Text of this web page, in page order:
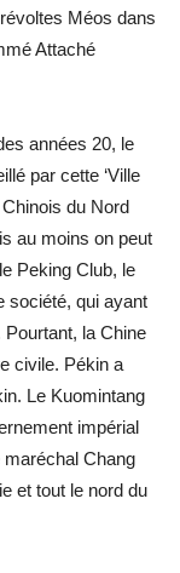
Méos dans
Attaché
années 20, le
par cette ‘Ville
Chinois du Nord
au moins on peut
Peking Club, le
société, qui ayant
Pourtant, la Chine
civile. Pékin a
Le Kuomintang
impérial
Chang
et tout le nord du